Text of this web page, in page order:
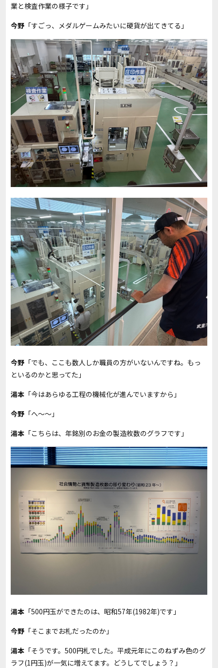
業と検査作業の様子です」
今野 「すごっ、メダルゲームみたいに硬貨が出てきてる」
今野 「でも、ここも数人しか職員の方がいないんですね。もっ
といるのかと思ってた」
湯本 「今はあらゆる工程の機械化が進んでいますから」
今野 「へ～～」
湯本 「こちらは、年銘別のお金の製造枚数のグラフです」
湯本 「500円玉ができたのは、昭和57年(1982年)です」
今野 「そこまでお札だったのか」
湯本 「そうです。500円札でした。平成元年にこのねずみ色のグ
ラフ(1円玉)が一気に増えてます。どうしてでしょう？」